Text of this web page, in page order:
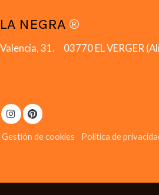
NEGRA ®
31. 03770 EL VERGER
Gestión de cookies Política de